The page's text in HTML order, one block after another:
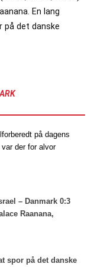
En lang
på det danske
på dagens
der for alvor
– Danmark 0:3
Raanana,
spor på det danske